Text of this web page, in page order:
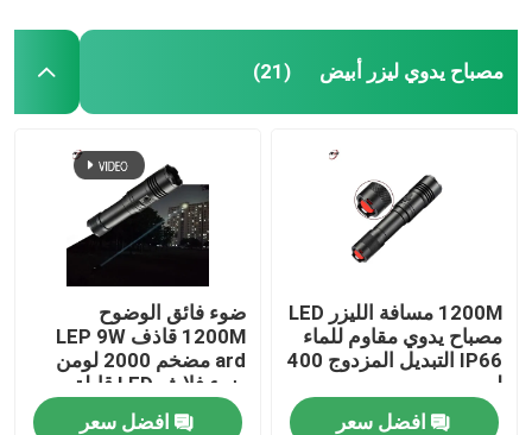
مصباح يدوي ليزر أبيض (21)
1200M مسافة الليزر LED
مصباح يدوي مقاوم للماء
IP66 التبديل المزدوج 400
لومن
افضل سعر
ضوء فائق الوضوح
1200M قاذف LEP 9W
ard مضخم 2000 لومن
ضوء فلاش LED قابلة
لإعادة الشحن
افضل سعر